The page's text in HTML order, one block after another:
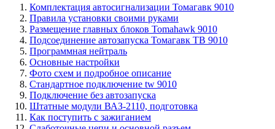
Комплектация автосигнализации Томагавк 9010
Правила установки своими руками
Размещение главных блоков Tomahawk 9010
Подсоединение автозапуска Томагавк ТВ 9010
Программная нейтраль
Основные настройки
Фото схем и подробное описание
Стандартное подключение tw 9010
Подключение без автозапуска
Штатные модули ВАЗ-2110, подготовка
Как поступить с зажиганием